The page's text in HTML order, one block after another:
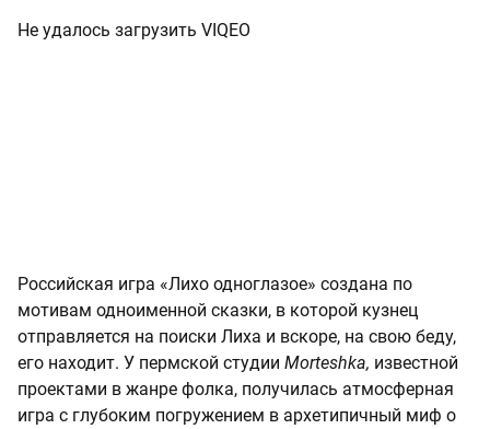
Не удалось загрузить VIQEO
Российская игра «Лихо одноглазое» создана по
мотивам одноименной сказки, в которой кузнец
отправляется на поиски Лиха и вскоре, на свою беду,
его находит. У пермской студии Morteshka, известной
проектами в жанре фолка, получилась атмосферная
игра с глубоким погружением в архетипичный миф о